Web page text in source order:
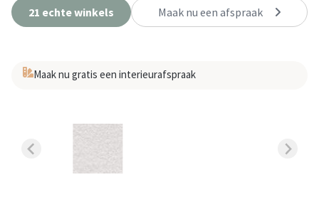
21 echte winkels Maak nu een afspraak
Maak nu gratis een interieurafspraak